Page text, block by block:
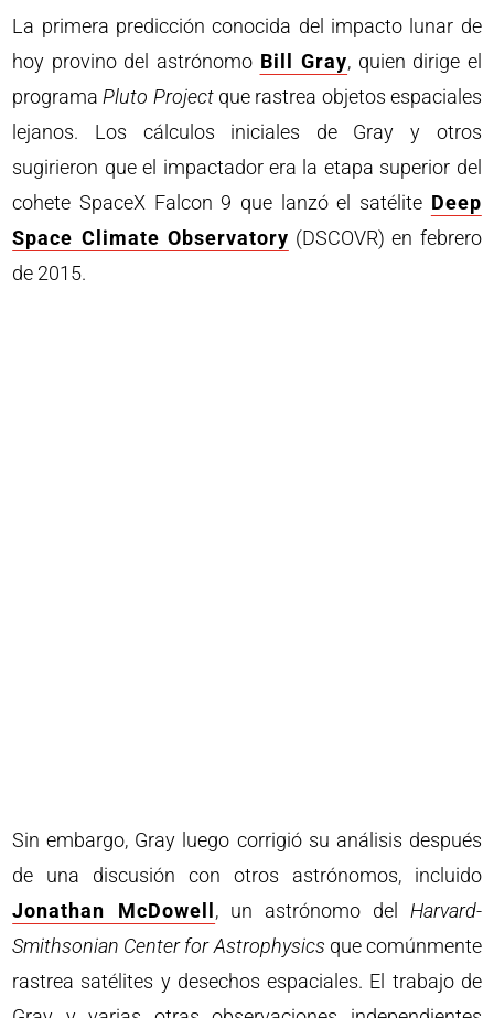
La primera predicción conocida del impacto lunar de
hoy provino del astrónomo Bill Gray, quien dirige el
programa Pluto Projectque rastrea objetos espaciales
lejanos. Los cálculos iniciales de Gray y otros
sugirieron que el impactador era la etapa superior del
cohete SpaceX Falcon 9 que lanzó el satélite Deep
Space Climate Observatory (DSCOVR) en febrero
de 2015.
Sin embargo, Gray luego corrigió su análisis después
de una discusión con otros astrónomos, incluido
Jonathan McDowell , un astrónomo del Harvard-
Smithsonian Center for Astrophysics que comúnmente
rastrea satélites y desechos espaciales. El trabajo de